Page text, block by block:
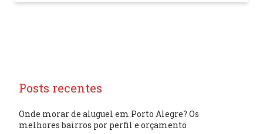
Posts recentes
Onde morar de aluguel em Porto Alegre? Os
melhores bairros por perfil e orçamento